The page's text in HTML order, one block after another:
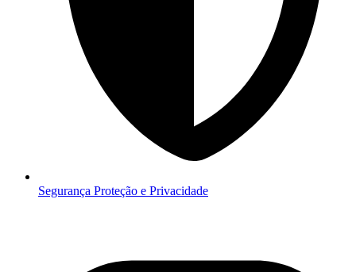
Segurança Proteção e Privacidade